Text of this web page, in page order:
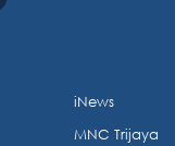
iNews
MNC Trijaya